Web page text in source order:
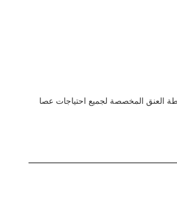
العنق المخصصة لجميع احتياجات عصا